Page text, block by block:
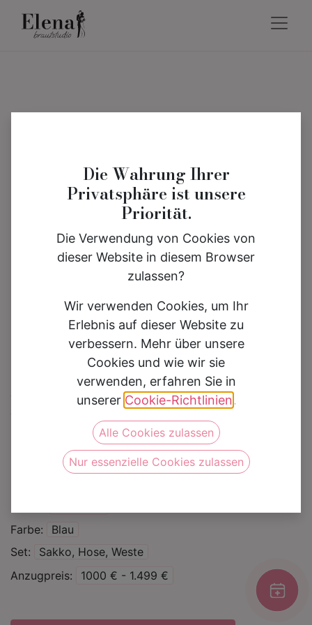
Hochzeitsanzug 3037
Auf die Wunschliste
Farbe
Blau
Set
Sakko, Hose, Weste
Anzugpreis
1000 € - 1.499 €
Die Wahrung Ihrer
Privatsphäre ist unsere
Priorität.
Die Verwendung von Cookies von
dieser Website in diesem Browser
zulassen?
Wir verwenden Cookies, um Ihr
Erlebnis auf dieser Website zu
verbessern. Mehr über unsere
Cookies und wie wir sie
verwenden, erfahren Sie in
unserer Cookie-Richtlinien.
Alle Cookies zulassen
Nur essenzielle Cookies zulassen